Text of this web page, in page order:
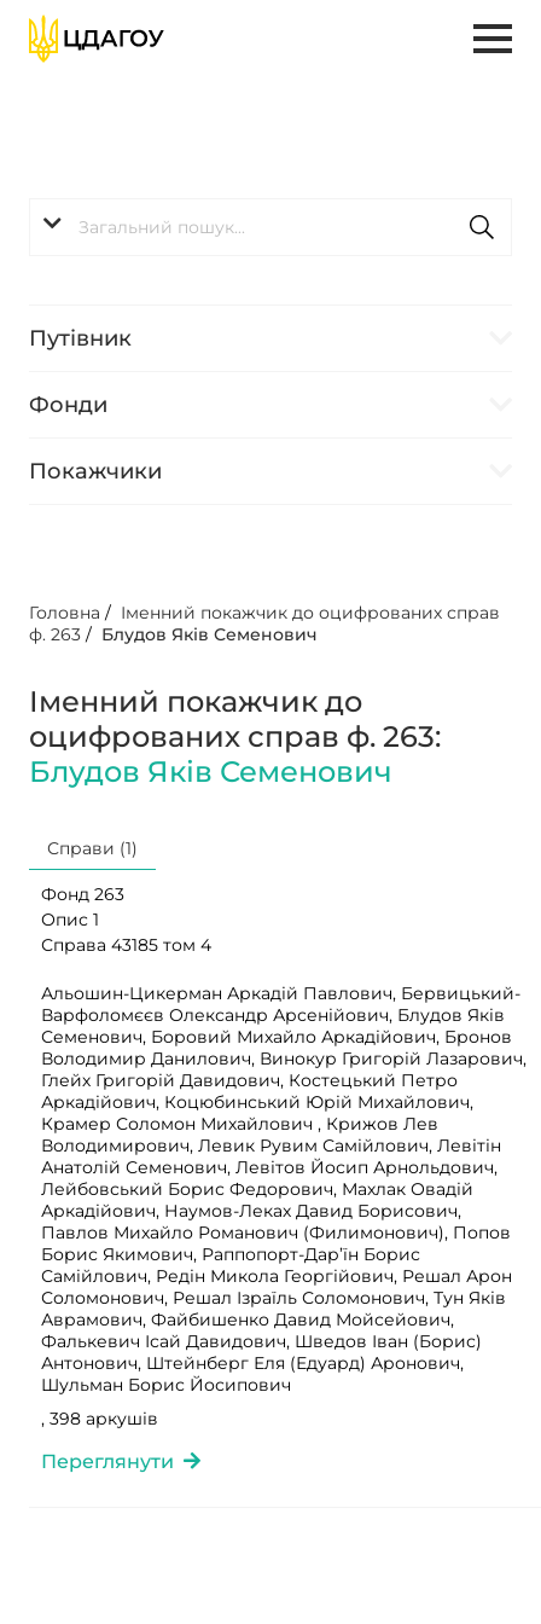
Путівник
Фонди
Покажчики
Головна / Іменний покажчик до оцифрованих справ
ф. 263 / Блудов Яків Семенович
Іменний покажчик до
оцифрованих справ ф. 263:
Блудов Яків Семенович
Справи (1)
Фонд 263
Опис 1
Справа 43185 том 4
Альошин-Цикерман Аркадій Павлович, Бервицький-
Варфоломєєв Олександр Арсенійович, Блудов Яків
Семенович, Боровий Михайло Аркадійович, Бронов
Володимир Данилович, Винокур Григорій Лазарович,
Глейх Григорій Давидович, Костецький Петро
Аркадійович, Коцюбинський Юрій Михайлович,
Крамер Соломон Михайлович , Крижов Лев
Володимирович, Левик Рувим Самійлович, Левітін
Анатолій Семенович, Левітов Йосип Арнольдович,
Лейбовський Борис Федорович, Махлак Овадій
Аркадійович, Наумов-Леках Давид Борисович,
Павлов Михайло Романович (Филимонович), Попов
Борис Якимович, Раппопорт-Дар’їн Борис
Самійлович, Редін Микола Георгійович, Решал Арон
Соломонович, Решал Ізраїль Соломонович, Тун Яків
Аврамович, Файбишенко Давид Мойсейович,
Фалькевич Ісай Давидович, Шведов Іван (Борис)
Антонович, Штейнберг Еля (Едуард) Аронович,
Шульман Борис Йосипович
, 398 аркушів
Переглянути